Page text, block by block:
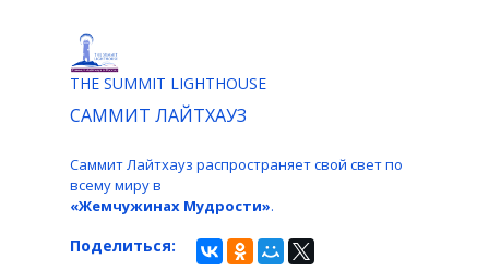
THE SUMMIT LIGHTHOUSE
САММИТ ЛАЙТХАУЗ
Саммит Лайтхауз распространяет свой свет по
всему миру в
«Жемчужинах Мудрости».
Поделиться: